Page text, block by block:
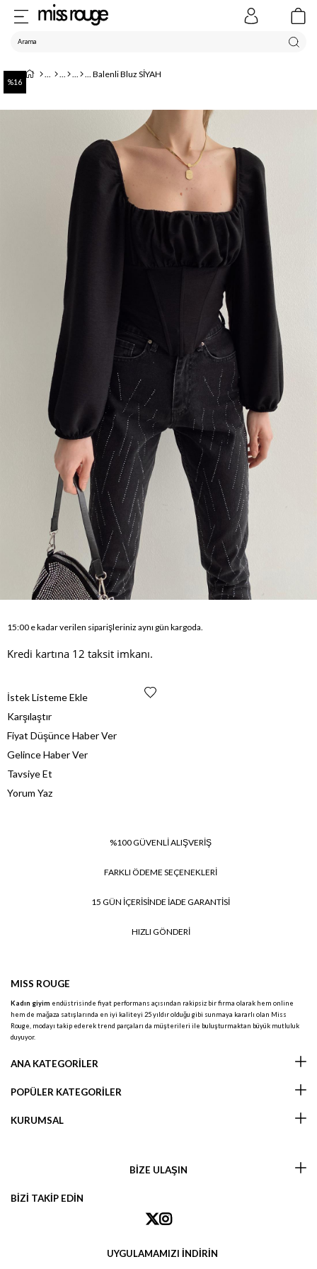
Balenli Bluz SİYAH
16
15:00 e kadar verilen siparişleriniz aynı gün kargoda.
Kredi kartına 12 taksit imkanı.
İstek Listeme Ekle
Karşılaştır
Fiyat Düşünce Haber Ver
Gelince Haber Ver
Tavsiye Et
Yorum Yaz
%100 GÜVENLİ ALIŞVERİŞ
FARKLI ÖDEME SEÇENEKLERİ
15 GÜN İÇERİSİNDE İADE GARANTİSİ
HIZLI GÖNDERİ
MISS ROUGE
Kadın giyim endüstrisinde fiyat performans açısından rakipsiz bir firma olarak hem online
hem de mağaza satışlarında en iyi kaliteyi 25 yıldır olduğu gibi sunmaya kararlı olan Miss
Rouge, modayı takip ederek trend parçaları da müşterileri ile buluşturmaktan büyük mutluluk
duyuyor.
ANA KATEGORİLER
POPÜLER KATEGORİLER
KURUMSAL
BİZE ULAŞIN
BİZİ TAKİP EDİN
UYGULAMAMIZI İNDİRİN